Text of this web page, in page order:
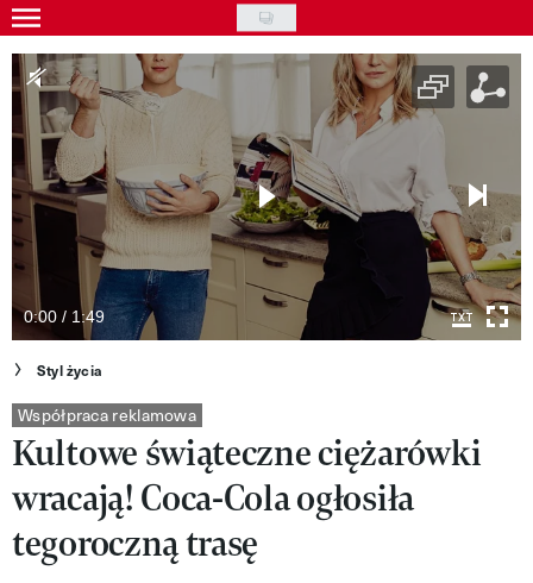
Skip
to
main
content
Gwiazdy
Ludzie
Moda
Uroda
Styl życia
Kultura
Wideo
Nasze akcje
VIVA!ART
VIVA!MODA
VIVA!LIFESTYLE
0:00 / 1:49
Styl życia
Współpraca reklamowa
Kultowe świąteczne ciężarówki
wracają! Coca-Cola ogłosiła
tegoroczną trasę